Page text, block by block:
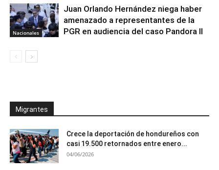
Nacionales
Juan Orlando Hernández niega haber
amenazado a representantes de la
PGR en audiencia del caso Pandora II
Migrantes
Crece la deportación de hondureños con
casi 19.500 retornados entre enero...
04/06/2026